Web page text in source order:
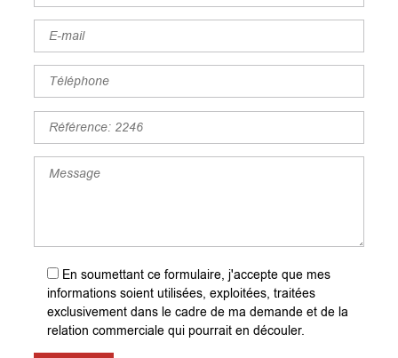
En soumettant ce formulaire, j'accepte que mes
informations soient utilisées, exploitées, traitées
exclusivement dans le cadre de ma demande et de la
relation commerciale qui pourrait en découler.